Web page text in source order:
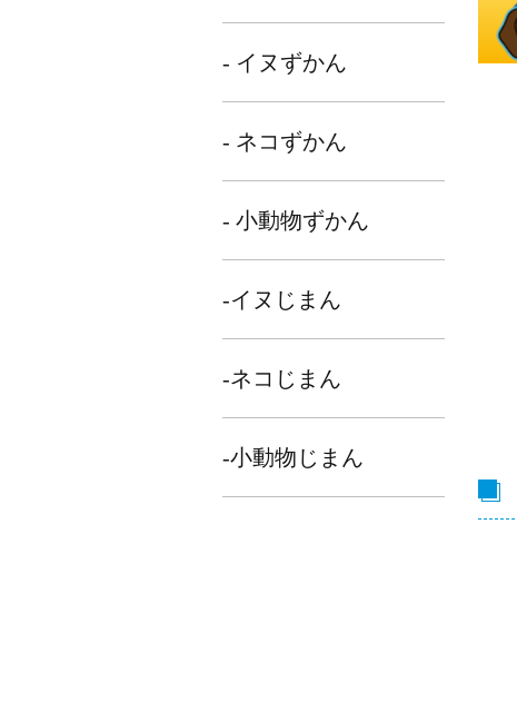
- イヌずかん
- ネコずかん
- 小動物ずかん
-イヌじまん
-ネコじまん
-小動物じまん